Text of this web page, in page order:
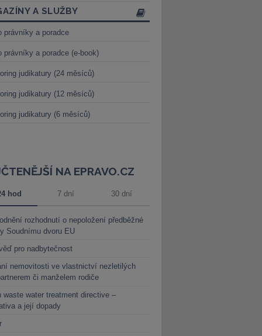
A SLUŽBY
právníky a poradce
právníky a poradce (e-book)
judikatury (24 měsíců)
judikatury (12 měsíců)
judikatury (6 měsíců)
NA EPRAVO.CZ
hod 7 dní 30 dní
rozhodnutí o nepoložení předběžné
Soudnímu dvoru EU
pro nadbytečnost
nemovitosti ve vlastnictví nezletilých
či manželem rodiče
waste water treatment directive –
a její dopady